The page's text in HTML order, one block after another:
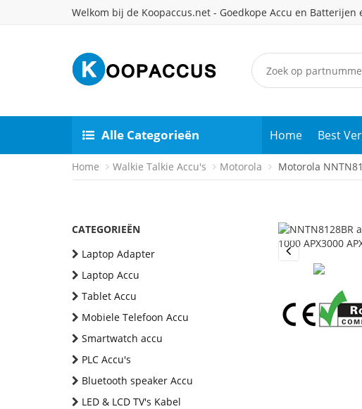
Welkom bij de Koopaccus.net - Goedkope Accu en Batterijen
Alle Categorieën Home Best
Home Walkie Talkie Accu's Motorola Motorola
CATEGORIEËN
Laptop Adapter
Laptop Accu
Tablet Accu
Mobiele Telefoon Accu
Smartwatch accu
PLC Accu's
Bluetooth speaker Accu
LED & LCD TV's Kabel
Previous